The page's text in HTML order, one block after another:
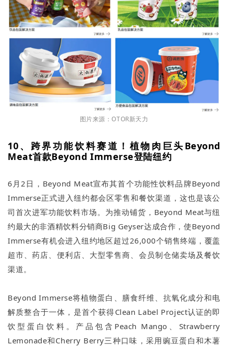
图片来源：OTOR新天力
10、跨界功能饮料赛道！植物肉巨头Beyond
Meat首款Beyond Immerse登陆纽约
6月2日，Beyond Meat宣布其首个功能性饮料品牌Beyond
Immerse正式进入纽约都会区零售和餐饮渠道，这也是该公
司首次进军功能饮料市场。为推动铺货，Beyond Meat与纽
约最大的非酒精饮料分销商Big Geyser达成合作，使Beyond
Immerse有机会进入纽约地区超过26,000个销售终端，覆盖
超市、药店、便利店、大型零售商、会员制仓储卖场及餐饮
渠道。
Beyond Immerse将植物蛋白、膳食纤维、抗氧化成分和电
解质整合于一体，是首个获得Clean Label Project认证的即
饮型蛋白饮料。产品包含Peach Mango、Strawberry
Lemonade和Cherry Berry三种口味，采用豌豆蛋白和木薯